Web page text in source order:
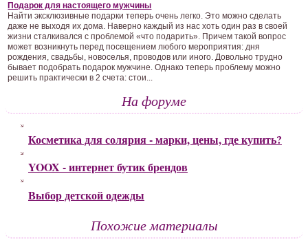
Подарок для настоящего мужчины
Найти эксклюзивные подарки теперь очень легко. Это можно сделать
даже не выходя их дома. Наверно каждый из нас хоть один раз в своей
жизни сталкивался с проблемой «что подарить». Причем такой вопрос
может возникнуть перед посещением любого мероприятия: дня
рождения, свадьбы, новоселья, проводов или иного. Довольно трудно
бывает подобрать подарок мужчине. Однако теперь проблему можно
решить практически в 2 счета: стои...
На форуме
Косметика для солярия - марки, цены, где купить?
YOOX - интернет бутик брендов
Выбор детской одежды
Похожие материалы